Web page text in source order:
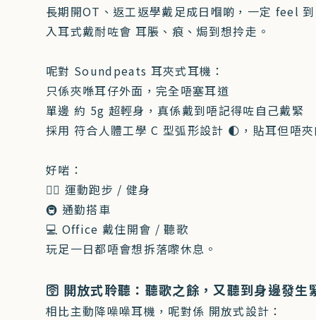
長期開OT、返工返學戴足成日嗰啲，一定 feel
入耳式戴耐咗會 耳脹、痕、焗到想拎走。
呢對 Soundpeats 耳夾式耳機：
只係夾喺耳仔外面，完全唔塞耳道
單邊 約 5g 超輕身，真係戴到唔記得咗自己戴緊
採用 符合人體工學 C 型弧形設計 🌓，貼耳但唔
好啱：
🏃‍♀️ 運動跑步 / 健身
🚇 通勤搭車
💻 Office 戴住開會 / 聽歌
玩足一日都唔會想拆落嚟休息。
🛜 開放式聆聽：聽歌之餘，又聽到身邊發生
相比主動降噪噪耳機，呢對係 開放式設計：